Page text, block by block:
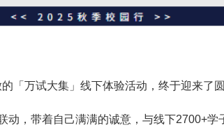
「万试大集」线下体验活动，终于迎来了圆
动，带着自己满满的诚意，与线下2700+学